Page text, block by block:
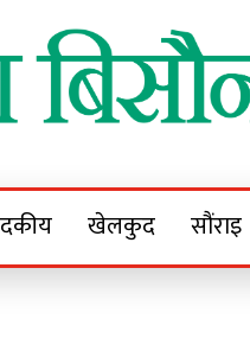
खेलकुद सौंराइ